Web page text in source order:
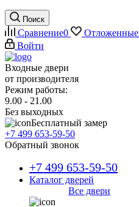
Поиск
Сравнение0 Отложенные
Войти
Входные двери
от производителя
Режим работы:
9.00 - 21.00
Без выходных
Бесплатный замер
+7 499 653-59-50
Обратный звонок
+7 499 653-59-50
Каталог дверей
Все двери